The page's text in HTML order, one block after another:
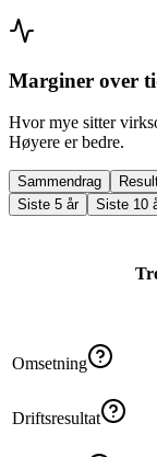
Marginer over
Hvor mye sitter
Høyere er bedre.
Sammendrag
Siste 5 år
Siste 10
Omsetning
Driftsresultat